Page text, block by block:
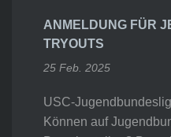
ANMELDUNG FÜR
TRYOUTS
25 Feb. 2025
USC-
Können auf